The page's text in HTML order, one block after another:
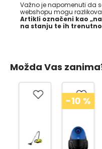
Važno je napomenuti da
webshopu mogu
Artikli označeni kao
na stanju te ih
Možda Vas
-10%